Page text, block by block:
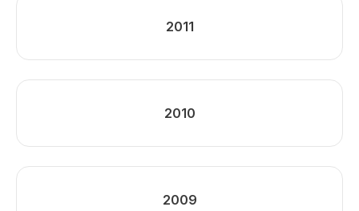
2011
2010
2009